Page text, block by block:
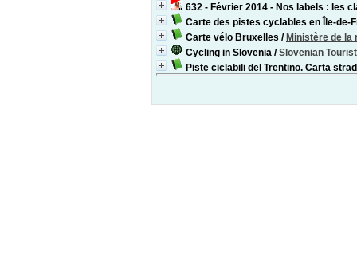
632 - Février 2014 - Nos labels : les
Carte des pistes cyclables en Île-de-
Carte vélo Bruxelles / Ministère de la
Cycling in Slovenia /Slovenian
Piste ciclabili del Trentino. Carta